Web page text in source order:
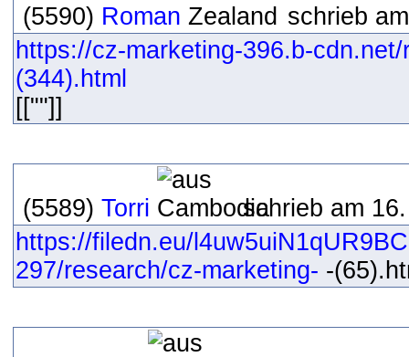
(5590) Roman
schrieb
https://cz-marketing-396.b-
(344).html
[[""]]
(5589) Torri
schrieb am
https://filedn.eu/
297/research/cz-marketing- -